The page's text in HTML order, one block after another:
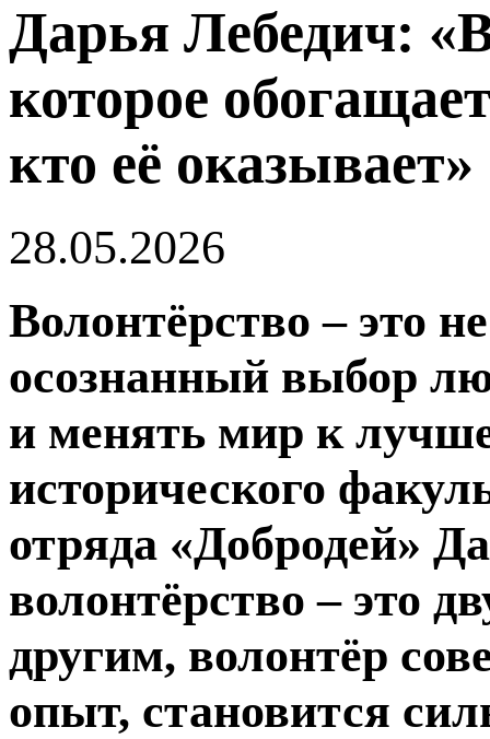
Дарья Лебедич:
которое
кто её оказывает»
28.05.2026
Волонтёрство – это
осознанный выбор
и менять мир к
исторического
отряда «Добродей»
волонтёрство – это
другим, волонтёр
опыт, становится